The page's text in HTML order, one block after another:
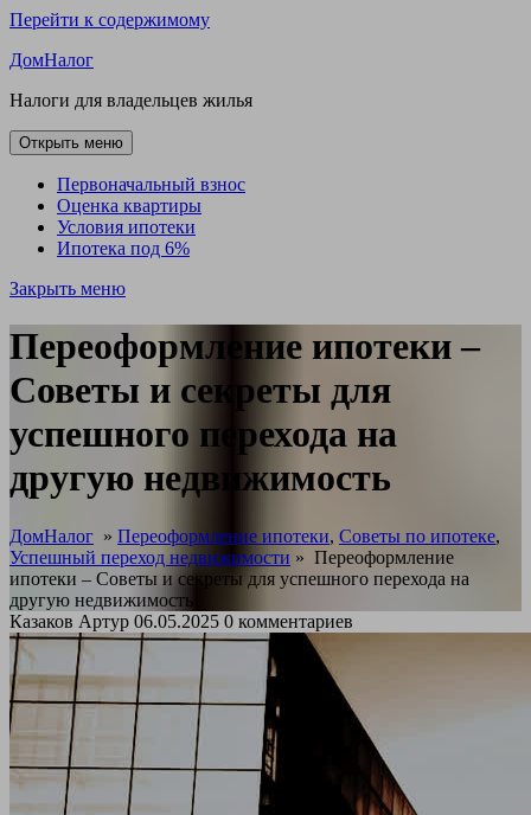
Перейти к содержимому
ДомНалог
Налоги для владельцев жилья
Открыть меню
Первоначальный взнос
Оценка квартиры
Условия ипотеки
Ипотека под 6%
Закрыть меню
Переоформление ипотеки –
Советы и секреты для
успешного перехода на
другую недвижимость
ДомНалог » Переоформление ипотеки, Советы по ипотеке,
Успешный переход недвижимости » Переоформление
ипотеки – Советы и секреты для успешного перехода на
другую недвижимость
Казаков Артур 06.05.2025 0 комментариев